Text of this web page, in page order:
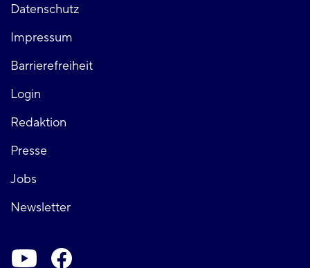
Fußzeile
links
Datenschutz
Impressum
Barrierefreiheit
Login
Fußzeile
rechts
Redaktion
Presse
Jobs
Newsletter